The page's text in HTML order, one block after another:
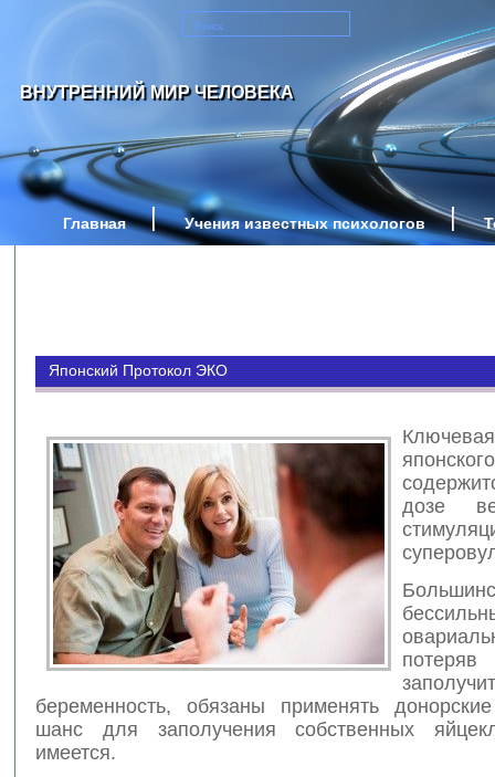
ВНУТРЕННИЙ МИР ЧЕЛОВЕКА
Главная Учения известных психологов
Японский Протокол ЭКО
дозе
беременность, обязаны применять
шанс для заполучения собственных
имеется.